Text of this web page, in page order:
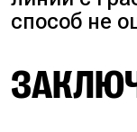
способ не